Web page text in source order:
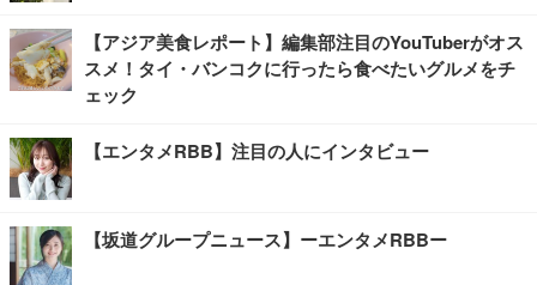
【アジア美食レポート】編集部注目のYouTuberがオス
スメ！タイ・バンコクに行ったら食べたいグルメをチ
ェック
【エンタメRBB】注目の人にインタビュー
【坂道グループニュース】ーエンタメRBBー